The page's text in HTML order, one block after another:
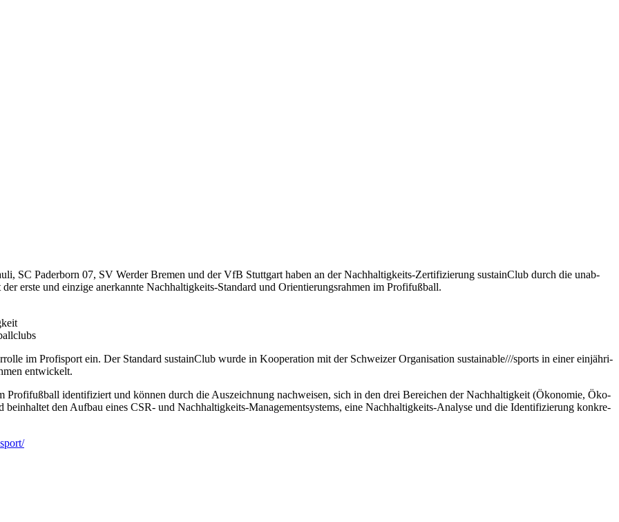
SC Pader­born 07, SV Wer­der Bre­men und der VfB Stutt­gart haben an der Nach­hal­tig­keits-Zer­ti­fi­zie­rung sus­tain­Club durch die unab­
ers­te und ein­zi­ge aner­kann­te Nach­hal­tig­keits-Stan­dard und Ori­en­tie­rungs­rah­men im Profifußball.
im Pro­fi­sport ein. Der Stan­dard sus­tain­Club wur­de in Koope­ra­ti­on mit der Schwei­zer Orga­ni­sa­ti­on sustainable///sports in einer ein­jäh­ri­
entwickelt.
Pro­fi­fuß­ball iden­ti­fi­ziert und kön­nen durch die Aus­zeich­nung nach­wei­sen, sich in den drei Berei­chen der Nach­hal­tig­keit (Öko­no­mie, Öko­
beinhal­tet den Auf­bau eines CSR- und Nach­hal­tig­keits-Manage­ment­sys­tems, eine Nach­hal­tig­keits-Ana­ly­se und die Iden­ti­fi­zie­rung kon­kre­